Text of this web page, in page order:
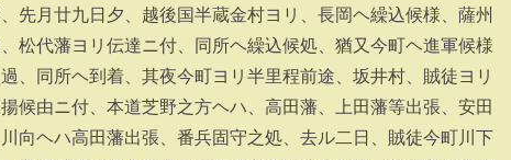
先月廿九日夕、越後国半蔵金村ヨリ、長岡ヘ繰込候様、薩州
松代藩ヨリ伝達ニ付、同所ヘ繰込候処、猶又今町ヘ進軍候様
、同所ヘ到着、其夜今町ヨリ半里程前途、坂井村、賊徒ヨリ
候由ニ付、本道芝野之方ヘハ、高田藩、上田藩等出張、安田
向ヘハ高田藩出張、番兵固守之処、去ル二日、賊徒今町川下